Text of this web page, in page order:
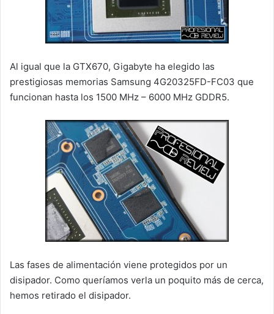
Al igual que la GTX670, Gigabyte ha elegido las
prestigiosas memorias Samsung 4G20325FD-FC03 que
funcionan hasta los 1500 MHz – 6000 MHz GDDR5.
Las fases de alimentación viene protegidos por un
disipador. Como queríamos verla un poquito más de cerca,
hemos retirado el disipador.